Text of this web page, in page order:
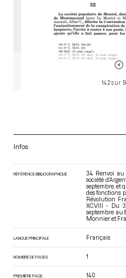
142 sur
Infos
RÉFÉRENCE BIBLIOGRAPHIQUE
34. Renvoi au
société
septembre, et
des fonctions
Révolution
XCVIII - Du
septembre au
Monnier et
LANGUE PRINCIPALE Français
NOMBRE DE PAGES 1
PREMIÈRE PAGE 140